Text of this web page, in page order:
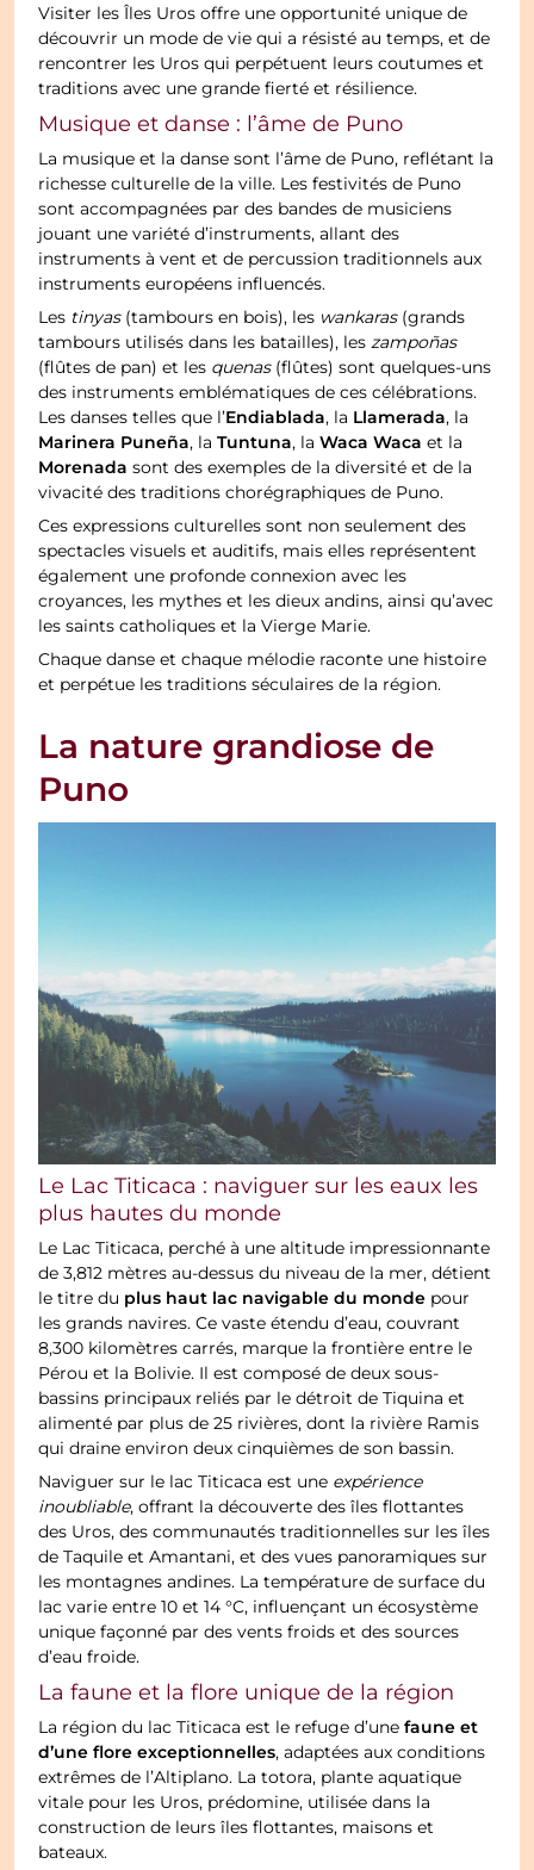
Visiter les Îles Uros offre une opportunité unique de
découvrir un mode de vie qui a résisté au temps, et de
rencontrer les Uros qui perpétuent leurs coutumes et
traditions avec une grande fierté et résilience.
Musique et danse : l’âme de Puno
La musique et la danse sont l’âme de Puno, reflétant la
richesse culturelle de la ville. Les festivités de Puno
sont accompagnées par des bandes de musiciens
jouant une variété d’instruments, allant des
instruments à vent et de percussion traditionnels aux
instruments européens influencés.
Les tinyas(tambours en bois), les wankaras(grands
tambours utilisés dans les batailles), leszampoñas
(flûtes de pan) et les quenas(flûtes) sont quelques-uns
des instruments emblématiques de ces célébrations.
Les danses telles que l’Endiablada, la Llamerada, la
Marinera Puneña, laTuntuna, laWaca Waca et la
Morenada sont des exemples de la diversité et de la
vivacité des traditions chorégraphiques de Puno.
Ces expressions culturelles sont non seulement des
spectacles visuels et auditifs, mais elles représentent
également une profonde connexion avec les
croyances, les mythes et les dieux andins, ainsi qu’avec
les saints catholiques et la Vierge Marie.
Chaque danse et chaque mélodie raconte une histoire
et perpétue les traditions séculaires de la région.
La nature grandiose de
Puno
Le Lac Titicaca : naviguer sur les eaux les
plus hautes du monde
Le Lac Titicaca, perché à une altitude impressionnante
de 3,812 mètres au-dessus du niveau de la mer, détient
le titre du plus haut lac navigable du monde pour
les grands navires. Ce vaste étendu d’eau, couvrant
8,300 kilomètres carrés, marque la frontière entre le
Pérou et la Bolivie. Il est composé de deux sous-
bassins principaux reliés par le détroit de Tiquina et
alimenté par plus de 25 rivières, dont la rivière Ramis
qui draine environ deux cinquièmes de son bassin.
Naviguer sur le lac Titicaca est une expérience
inoubliable, offrant la découverte des îles flottantes
des Uros, des communautés traditionnelles sur les îles
de Taquile et Amantani, et des vues panoramiques sur
les montagnes andines. La température de surface du
lac varie entre 10 et 14 °C, influençant un écosystème
unique façonné par des vents froids et des sources
d’eau froide.
La faune et la flore unique de la région
La région du lac Titicaca est le refuge d’unefaune et
d’une flore exceptionnelles, adaptées aux conditions
extrêmes de l’Altiplano. La totora, plante aquatique
vitale pour les Uros, prédomine, utilisée dans la
construction de leurs îles flottantes, maisons et
bateaux.